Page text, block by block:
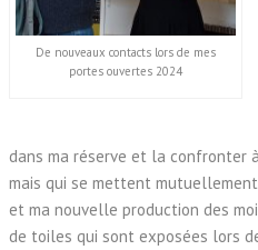
De nouveaux contacts lors de mes
portes ouvertes 2024
dans ma réserve et la confronter
mais qui se mettent
et ma nouvelle production des
de toiles qui sont exposées lors